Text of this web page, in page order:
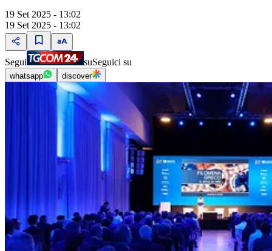
19 Set 2025 - 13:02
19 Set 2025 - 13:02
Segui suSeguici su
whatsapp discover